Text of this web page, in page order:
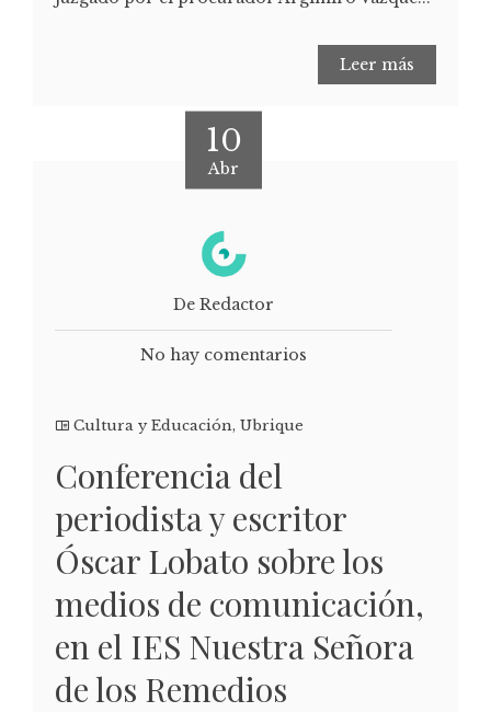
Leer más
10
Abr
De Redactor
No hay comentarios
Cultura y Educación, Ubrique
Conferencia del
periodista y escritor
Óscar Lobato sobre los
medios de comunicación,
en el IES Nuestra Señora
de los Remedios